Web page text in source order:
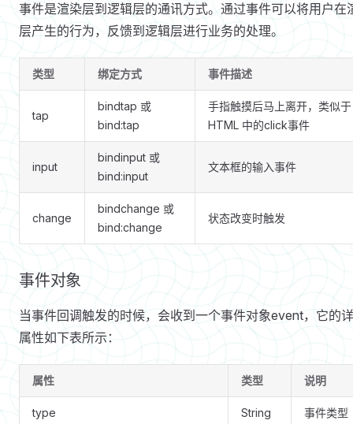
事件是渲染层到逻辑层的通讯方式。通过事件可以将用户在
层产生的行为，反馈到逻辑层进行业务的处理。
类型 绑定方式 事件描述
tap
bindtap 或
bind:tap
手指触摸后马上离开，类似于
HTML 中的click事件
input
bindinput 或
bind:input
文本框的输入事件
change
bindchange 或
bind:change
状态改变时触发
事件对象
当事件回调触发的时候，会收到一个事件对象event，它的
属性如下表所示：
属性 类型 说明
type String 事件类型